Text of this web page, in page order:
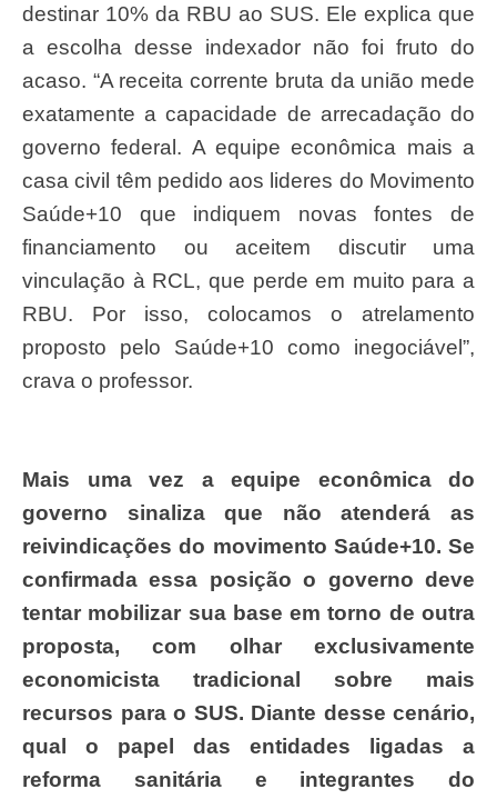
destinar 10% da RBU ao SUS. Ele explica que
a escolha desse indexador não foi fruto do
acaso. “A receita corrente bruta da união mede
exatamente a capacidade de arrecadação do
governo federal. A equipe econômica mais a
casa civil têm pedido aos lideres do Movimento
Saúde+10 que indiquem novas fontes de
financiamento ou aceitem discutir uma
vinculação à RCL, que perde em muito para a
RBU. Por isso, colocamos o atrelamento
proposto pelo Saúde+10 como inegociável”,
crava o professor.
Mais uma vez a equipe econômica do
governo sinaliza que não atenderá as
reivindicações do movimento Saúde+10. Se
confirmada essa posição o governo deve
tentar mobilizar sua base em torno de outra
proposta, com olhar exclusivamente
economicista tradicional sobre mais
recursos para o SUS. Diante desse cenário,
qual o papel das entidades ligadas a
reforma sanitária e integrantes do